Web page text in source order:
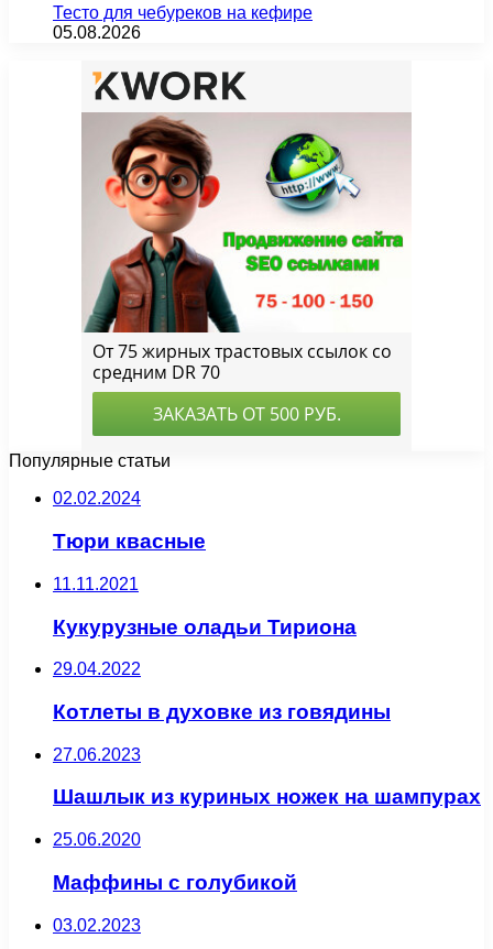
Тесто для чебуреков на кефире
05.08.2026
Популярные статьи
02.02.2024
Тюри квасные
11.11.2021
Кукурузные оладьи Тириона
29.04.2022
Котлеты в духовке из говядины
27.06.2023
Шашлык из куриных ножек на шампурах
25.06.2020
Маффины с голубикой
03.02.2023